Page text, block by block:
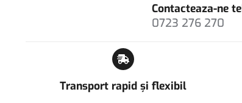
Contacteaza-ne
0723 276 270
Transport rapid și flexibil